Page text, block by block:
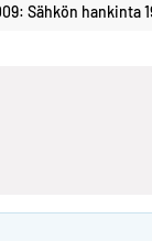
Sähkön hankinta